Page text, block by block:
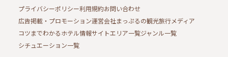
プライバシーポリシー利用規約お問い合わせ
広告掲載・プロモーション運営会社まっぷるの観光旅行メディア
コツまでわかるホテル情報サイトエリア一覧ジャンル一覧
シチュエーション一覧